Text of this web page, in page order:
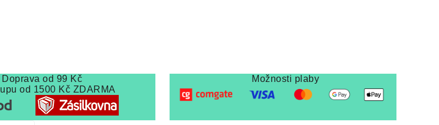
Doprava od 99 Kč
od 1500 Kč ZDARMA
Možnosti plaby